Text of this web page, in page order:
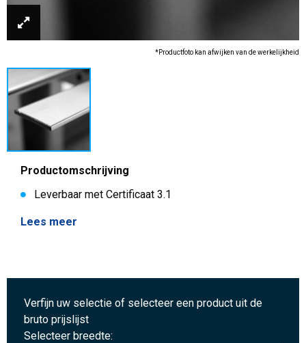
*Productfoto kan afwijken van de werkelijkheid
Productomschrijving
Leverbaar met Certificaat 3.1
Lees meer
Verfijn uw selectie of selecteer een product uit de
bruto prijslijst
Selecteer breedte: